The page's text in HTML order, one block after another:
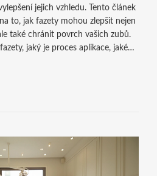
jejich vzhledu. Tento článek
to, jak fazety mohou zlepšit nejen
také chránit povrch vašich zubů.
jaký je proces aplikace, jaké